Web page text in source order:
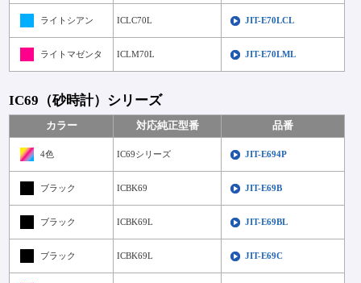
ライトシアン ICLC70L JIT-E70LCL
ライトマゼンタ ICLM70L JIT-E70LML
IC69（砂時計）シリーズ
カラー 対応純正型番 品番
4色 IC69シリーズ JIT-E694P
ブラック ICBK69 JIT-E69B
ブラック ICBK69L JIT-E69BL
ブラック ICBK69L JIT-E69C